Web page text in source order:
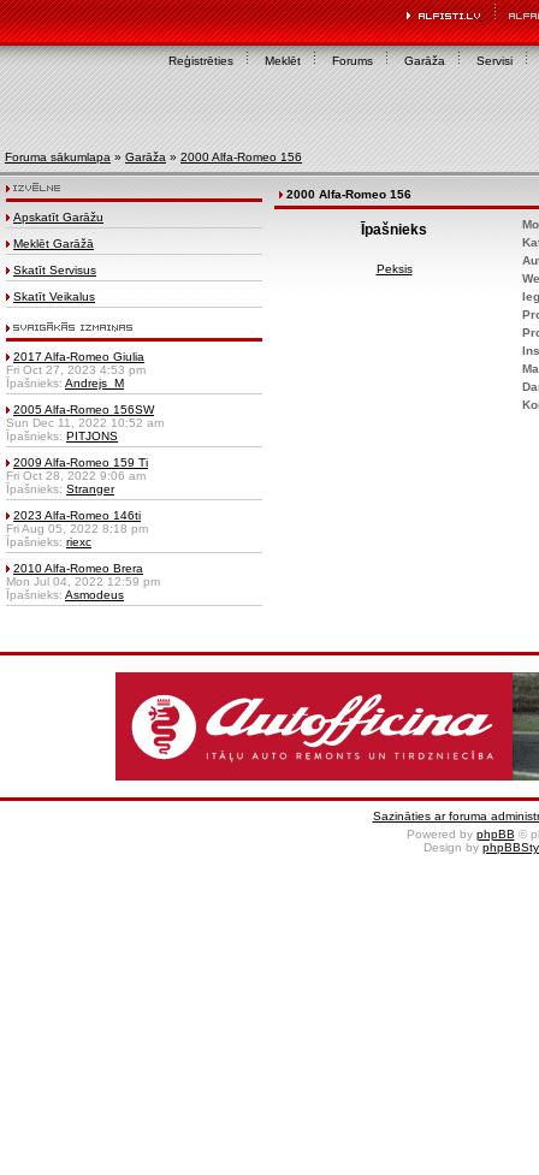
Reģistrēties Meklēt Forums Garāža Servisi
Foruma sākumlapa » Garāža » 2000 Alfa-Romeo 156
Apskatīt Garāžu
Meklēt Garāžā
Skatīt Servisus
Skatīt Veikalus
2017 Alfa-Romeo Giulia
Fri Oct 27, 2023 4:53 pm
Īpašnieks: Andrejs_M
2005 Alfa-Romeo 156SW
Sun Dec 11, 2022 10:52 am
Īpašnieks: PITJONS
2009 Alfa-Romeo 159 Ti
Fri Oct 28, 2022 9:06 am
Īpašnieks: Stranger
2023 Alfa-Romeo 146ti
Fri Aug 05, 2022 8:18 pm
Īpašnieks: riexc
2010 Alfa-Romeo Brera
Mon Jul 04, 2022 12:59 pm
Īpašnieks: Asmodeus
2000 Alfa-Romeo 156
Īpašnieks
Peksis
Sazināties ar foruma
Powered by phpBB ©
Design by